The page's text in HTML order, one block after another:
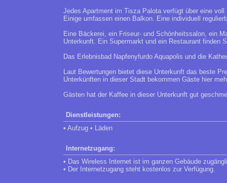
Jedes Apartment im Tisza Palota verfügt über eine
Einige umfassen einen Balkon. Eine individuell
Eine Bäckerei, ein Friseur- und Schönheitssalon, ein
Unterkunft. Ein Supermarkt und ein Restaurant finden
Das Erlebnisbad Napfenyfurdo Aquapolis und die
Laut Bewertungen bietet diese Unterkunft das beste
Unterkünften in dieser Stadt bekommen Gäste hier
Gästen hat der Kaffee in dieser Unterkunft gut
Dienstleistungen:
• Aufzug • Läden
Internetzugang:
• Das Wireless Internet ist im ganzen Gebäude
• Der Internetzugang steht kostenlos zur Verfügung.